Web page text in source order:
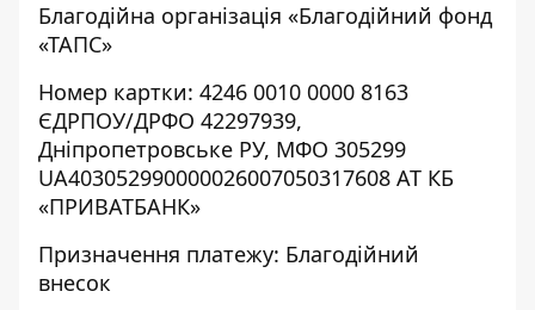
Благодійна організація «Благодійний фонд
«ТАПС»
Номер картки: 4246 0010 0000 8163
ЄДРПОУ/ДРФО 42297939,
Дніпропетровське РУ, МФО 305299
UA403052990000026007050317608 АТ КБ
«ПРИВАТБАНК»
Призначення платежу: Благодійний
внесок